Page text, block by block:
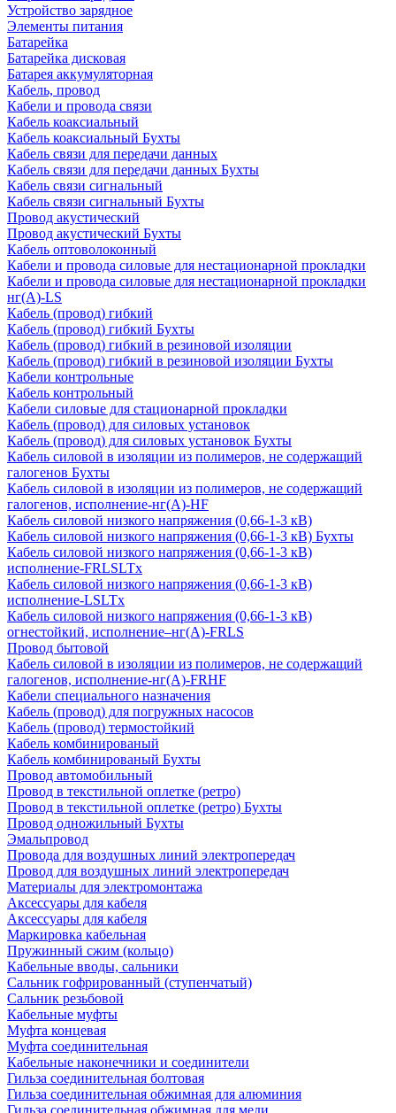
Устройство зарядное
Элементы питания
Батарейка
Батарейка дисковая
Батарея аккумуляторная
Кабель, провод
Кабели и провода связи
Кабель коаксиальный
Кабель коаксиальный Бухты
Кабель связи для передачи данных
Кабель связи для передачи данных Бухты
Кабель связи сигнальный
Кабель связи сигнальный Бухты
Провод акустический
Провод акустический Бухты
Кабель оптоволоконный
Кабели и провода силовые для нестационарной прокладки
Кабели и провода силовые для нестационарной прокладки
нг(А)-LS
Кабель (провод) гибкий
Кабель (провод) гибкий Бухты
Кабель (провод) гибкий в резиновой изоляции
Кабель (провод) гибкий в резиновой изоляции Бухты
Кабели контрольные
Кабель контрольный
Кабели силовые для стационарной прокладки
Кабель (провод) для силовых установок
Кабель (провод) для силовых установок Бухты
Кабель силовой в изоляции из полимеров, не содержащий
галогенов Бухты
Кабель силовой в изоляции из полимеров, не содержащий
галогенов, исполнение-нг(А)-HF
Кабель силовой низкого напряжения (0,66-1-3 кВ)
Кабель силовой низкого напряжения (0,66-1-3 кВ) Бухты
Кабель силовой низкого напряжения (0,66-1-3 кВ)
исполнение-FRLSLTx
Кабель силовой низкого напряжения (0,66-1-3 кВ)
исполнение-LSLTx
Кабель силовой низкого напряжения (0,66-1-3 кВ)
огнестойкий, исполнение–нг(А)-FRLS
Провод бытовой
Кабель силовой в изоляции из полимеров, не содержащий
галогенов, исполнение-нг(А)-FRHF
Кабели специального назначения
Кабель (провод) для погружных насосов
Кабель (провод) термостойкий
Кабель комбинированый
Кабель комбинированый Бухты
Провод автомобильный
Провод в текстильной оплетке (ретро)
Провод в текстильной оплетке (ретро) Бухты
Провод одножильный Бухты
Эмальпровод
Провода для воздушных линий электропередач
Провод для воздушных линий электропередач
Материалы для электромонтажа
Аксессуары для кабеля
Аксессуары для кабеля
Маркировка кабельная
Пружинный сжим (кольцо)
Кабельные вводы, сальники
Сальник гофрированный (ступенчатый)
Сальник резьбовой
Кабельные муфты
Муфта концевая
Муфта соединительная
Кабельные наконечники и соединители
Гильза соединительная болтовая
Гильза соединительная обжимная для алюминия
Гильза соединительная обжимная для меди